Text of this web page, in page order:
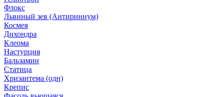
Флокс
Львиный зев (Антириннум)
Космея
Дихондра
Клеома
Настурция
Бальзамин
Статица
Хризантема (одн)
Крепис